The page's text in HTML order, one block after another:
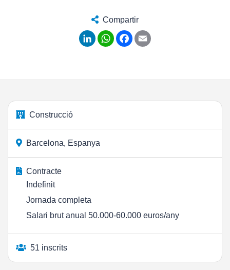
Compartir
LinkedInWhatsApp
Facebook
Construcció
Barcelona, Espanya
Contracte
Indefinit
Jornada completa
Salari brut anual 50.000-60.000 euros/any
51 inscrits